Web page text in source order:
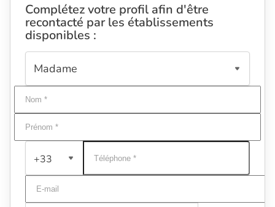
Complétez votre profil afin d'être
recontacté par les établissements
disponibles :
+33